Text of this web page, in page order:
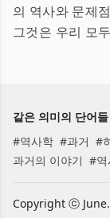
의 역사와 문제
그것은 우리 모
같은 의미의 단어들
#역사학 #과거 #
과거의 이야기 #
Copyright ⓒ